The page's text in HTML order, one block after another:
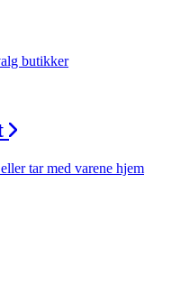
butikker
tar med varene hjem